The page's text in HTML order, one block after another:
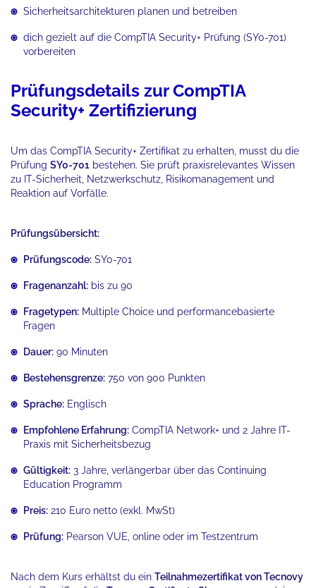
Sicherheitsarchitekturen planen und betreiben
dich gezielt auf die CompTIA Security+ Prüfung (SY0-701)
vorbereiten
Prüfungsdetails zur CompTIA
Security+ Zertifizierung
Um das CompTIA Security+ Zertifikat zu erhalten, musst du die
Prüfung SY0-701 bestehen. Sie prüft praxisrelevantes Wissen
zu IT-Sicherheit, Netzwerkschutz, Risikomanagement und
Reaktion auf Vorfälle.
Prüfungsübersicht:
Prüfungscode: SY0-701
Fragenanzahl: bis zu 90
Fragetypen: Multiple Choice und performancebasierte
Fragen
Dauer: 90 Minuten
Bestehensgrenze: 750 von 900 Punkten
Sprache: Englisch
Empfohlene Erfahrung: CompTIA Network+ und 2 Jahre IT-
Praxis mit Sicherheitsbezug
Gültigkeit: 3 Jahre, verlängerbar über das Continuing
Education Programm
Preis: 210 Euro netto (exkl. MwSt)
Prüfung: Pearson VUE, online oder im Testzentrum
Nach dem Kurs erhältst du ein Teilnahmezertifikat von Tecnovy